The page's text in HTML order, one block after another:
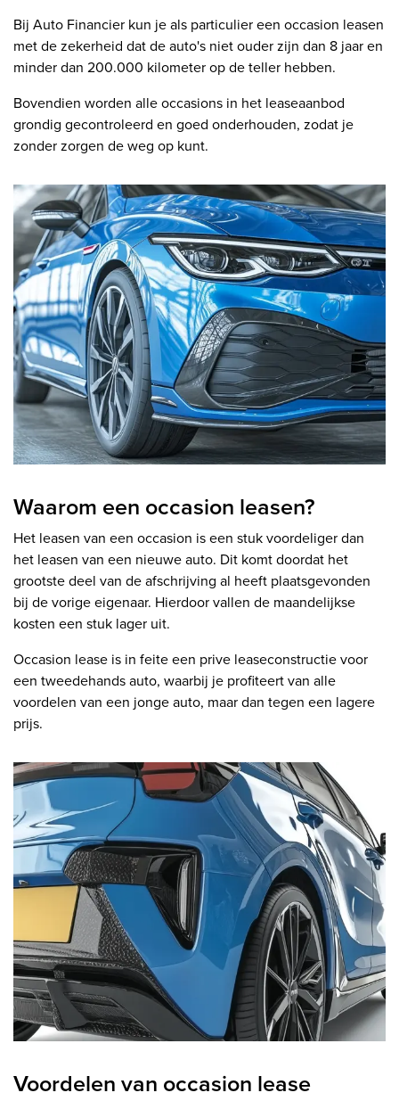
Bij Auto Financier kun je als particulier een occasion leasen
met de zekerheid dat de auto's niet ouder zijn dan 8 jaar en
minder dan 200.000 kilometer op de teller hebben.
Bovendien worden alle occasions in het leaseaanbod
grondig gecontroleerd en goed onderhouden, zodat je
zonder zorgen de weg op kunt.
Waarom een occasion leasen?
Het leasen van een occasion is een stuk voordeliger dan
het leasen van een nieuwe auto. Dit komt doordat het
grootste deel van de afschrijving al heeft plaatsgevonden
bij de vorige eigenaar. Hierdoor vallen de maandelijkse
kosten een stuk lager uit.
Occasion lease is in feite een prive leaseconstructie voor
een tweedehands auto, waarbij je profiteert van alle
voordelen van een jonge auto, maar dan tegen een lagere
prijs.
Voordelen van occasion lease